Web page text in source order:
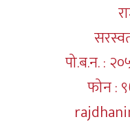
पो.ब.न. :
फोन :